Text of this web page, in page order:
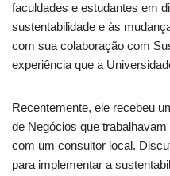
faculdades e estudantes em
sustentabilidade e às
com sua colaboração com
experiência que a
Recentemente, ele recebeu
de Negócios que
com um consultor local.
para implementar a